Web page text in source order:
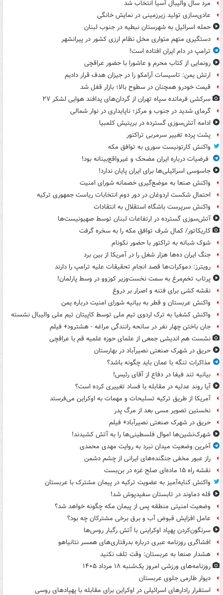
مرد سال والیبال آسیا انتخاب شد
عادی‌سازی تولید زیرزمینی در نمایش خانگی
حمله اسرائیل به شهرستان نبطیه در جنوب لبنان
دستگیری متهم متواری مخل نظام ارزی کشور در پیرانشهر
ترامپ در دام ایران افتاده است!
رونمایی از کتاب محرم و عاشورا با حضور عراقچی
ارتش یمن: تاسیسات آرامکو را در جیزان هدف قرار دادیم
قیمت خودرو همچنان در سطوح بالا؛ بازار قفل شد
سرکشی فرمانده سپاه تهران از گردان‌های پدافند هوایی لشکر ۲۷
گرمای شدید در جنوب و مرکز؛ ناپایداری در نوار شمالی
ادامه آتش‌سوزی گسترده در بریتیش کلمبیا
پشت پرده تغییر سرمربی تراکتور
واکنش کارتونیست سوری به توافق مکه
فرضیات درباره ایران مضحک و غیرواقع‌بینانه بود!
جاسوسی اسرائیلی‌ها برای ایران پایان ندارد!
واکنش صنعا به موضع‌گیری خصمانه شورای امنیت
احتمال شکست اردوغان در دور دوم انتخابات ریاست جمهوری ترکیه
واکنش سرپرست باشگاه استقلال به انتقادات
آتش‌سوزی گسترده در ارتفاعات لبنان توسط صهیونیست‌ها
کاریکاتور/ کمال شرف توافق مکه را به سخره گرفت
شوک شبانه به تراکتور با حضور نکونام
جنگ ایران ده‌ها هزار شغل را در آمریکا از بین برد
رویترز: دموکرات‌ها قصد انجام تحقیقات علیه ترامپ را دارند
پرتاب تخم‌مرغ به سمت نخست‌وزیر کوزوو در وسط پارلمان!
نقشه کشی برای فتنه و اصرار بر دروغ
واکنش عربستان و قطر به بیانیه شورای امنیت درباره یمن
واکنش کشفیا به ترک اردوی تیم ملی توسط کاپیتان تیم ملی والیبال نشسته
جان باختن چهار نفر در سانحه رانندگی مراغه - هشترود+ فیلم
نشست هم اندیشی جمعی از علمای حوزه علمیه قم با عراقچی
حریق در شهرک صنعتی نصیرآباد در بهارستان
مذاکرات تنگه با عمان باید چگونه باشد؟
بیانیه تند فیفا در دفاع از آقای رئیس!
آیا روند عدلیه در مقابله با فساد تغییری کرده است؟
آمریکا از طریق ترکیه تسلیحات و مهمات به اوکراین می‌فرستد
نخستین تصویر مسی بعد از مرگ پدر
حریق در شهرک صنعتی نصیرآباد+ فیلم
شهرک‌نشین‌ها اموال فلسطینی‌ها را به آتش کشیدند!
آخرین وضعیت میدان نبرد به روایت مهدی محمدی
راز عبور مخفی جنگنده‌های ایرانی از چشم دشمن
نقشه راه ۱۵ ماده‌ای صلح غزه در بن‌بست
واکنش کنایه‌آمیز به عضویت ترکیه در پیمان مشترک با عربستان
قله دماوند در تابستان سفیدپوش شد!
وضعیت امنیتی منطقه پس از پیمان مکه چگونه خواهد شد؟
عامل افزایش قبوض آب و برق برخی مشترکان چه بود؟
سرنگون‌کردن پهپاد اوکراینی با آتش رگبار روس‌ها
افشاگری روزنامه عبری درباره بدرفتاری‌های همسر نتانیاهو
هشدار صنعا به عربستان: وقت تلف نکنید
روزنامه‌های ورزشی امروز یک‌شنبه ۱۸ مرداد ۱۴۰۵
دیوار طارمی جلوی عربستان
استقرار رادارهای اسرائیلی در اوکراین برای مقابله با پهپادهای روسی